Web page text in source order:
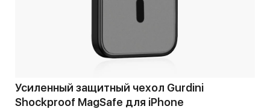
Усиленный защитный чехол Gurdini
Shockproof MagSafe для iPhone